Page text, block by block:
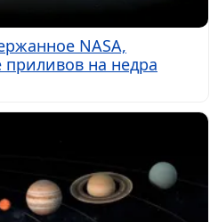
NASA,
приливов на недра